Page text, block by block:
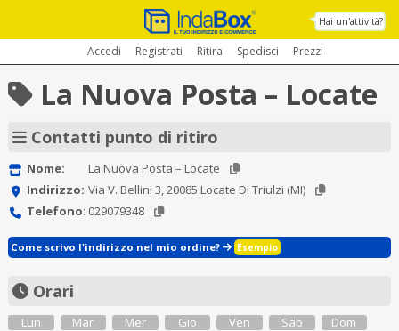
Hai un'attività?
Accedi Registrati Ritira Spedisci Prezzi
La Nuova Posta – Locate
Contatti punto di ritiro
Nome:
La Nuova Posta – Locate
Indirizzo: Via V. Bellini 3, 20085 Locate Di Triulzi (MI)
Telefono: 029079348
Come scrivo l'indirizzo nel mio ordine? Esempio
Orari
Lun
Mar
Mer
Gio
Ven
Sab
Dom